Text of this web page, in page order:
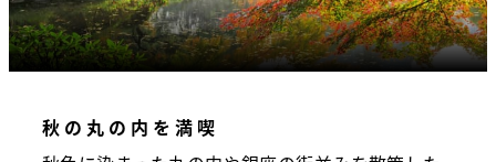
秋の丸の内を満喫